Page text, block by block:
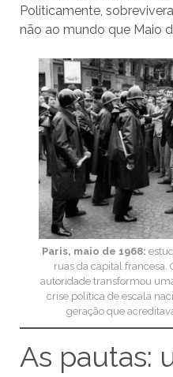
Politicamente,
não ao mundo que Maio
Paris, maio de 1968:
ruas da capital francesa.
autoridade transformou
crise política de escala
geração que
As pautas: